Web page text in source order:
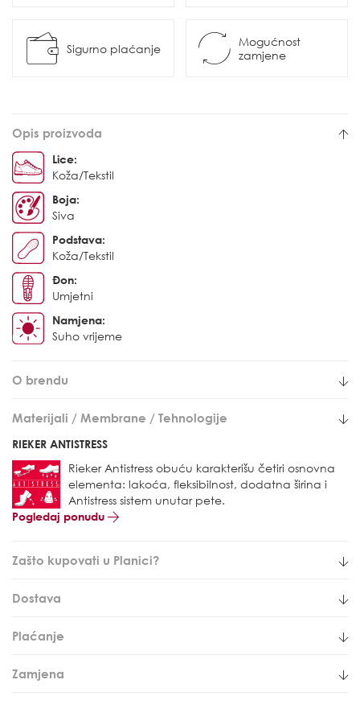
Sigurno plaćanje
Mogućnost
zamjene
Opis proizvoda
Lice:
Koža/Tekstil
Boja:
Siva
Podstava:
Koža/Tekstil
Đon:
Umjetni
Namjena:
Suho vrijeme
O brendu
Materijali / Membrane / Tehnologije
RIEKER ANTISTRESS
Rieker Antistress obuću karakterišu četiri osnovna
elementa: lakoća, fleksibilnost, dodatna širina i
Antistress sistem unutar pete.
Pogledaj ponudu
Zašto kupovati u Planici?
Dostava
Plaćanje
Zamjena